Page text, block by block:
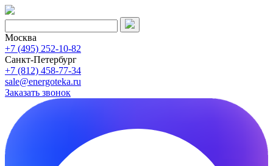
Москва
+7 (495) 252-10-82
Санкт-Петербург
+7 (812) 458-77-34
sale@energoteka.ru
Заказать звонок